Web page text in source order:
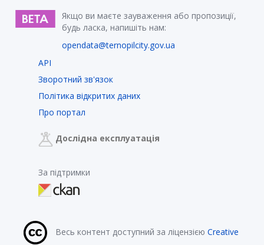
Якщо ви маєте зауваження або пропозиції,
будь ласка, напишіть нам:
opendata@ternopilcity.gov.ua
API
Зворотний зв'язок
Політика відкритих даних
Про портал
Дослідна експлуатація
За підтримки
Весь контент доступний за ліцензією Creative